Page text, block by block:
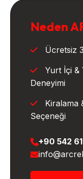
Neden
Ücretsiz
Yurt İçi &
Deneyimi
Kiralama
Seçeneği
+90 542